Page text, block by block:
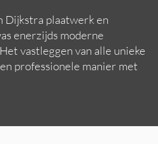
Dijkstra plaatwerk en
enerzijds moderne
vastleggen van alle unieke
professionele manier met